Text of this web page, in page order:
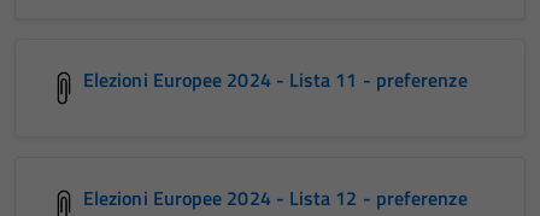
Elezioni Europee 2024 - Lista 11 - preferenze
Elezioni Europee 2024 - Lista 12 - preferenze